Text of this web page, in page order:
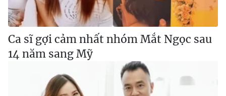
Ca sĩ gợi cảm nhất nhóm Mắt Ngọc sau
14 năm sang Mỹ